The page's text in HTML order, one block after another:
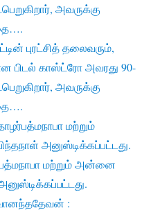
அவருக்கு
புரட்சித் தலைவரும்,
பிடல் காஸ்ட்ரோ அவரது 90-
அவருக்கு
மற்றும்
அனுஸ்டிக்கப்பட்டது.
மற்றும் அன்னை
: